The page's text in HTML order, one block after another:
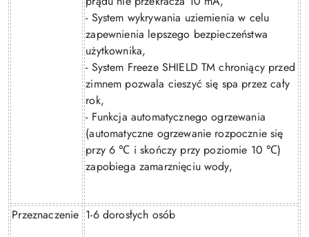
- System wykrywania uziemienia w celu
zapewnienia lepszego bezpieczeństwa
użytkownika,
- System Freeze SHIELD TM chroniący przed
zimnem pozwala cieszyć się spa przez cały
rok,
- Funkcja automatycznego ogrzewania
(automatyczne ogrzewanie rozpocznie się
przy 6 ℃ i skończy przy poziomie 10 ℃)
zapobiega zamarznięciu wody,
Przeznaczenie 1-6 dorosłych osób